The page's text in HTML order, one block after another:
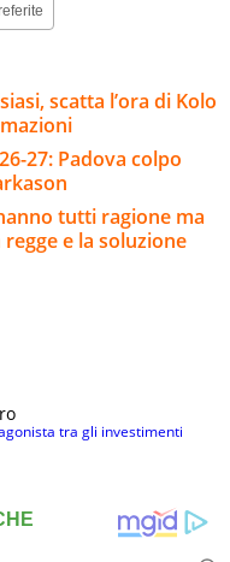
scatta l’ora di Kolo
27: Padova colpo
tutti ragione ma
e la soluzione
tra gli investimenti